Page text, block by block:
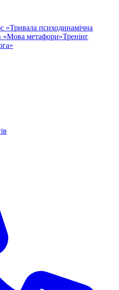
«Тривала психодинамічна
«Мова метафори»Тренінг